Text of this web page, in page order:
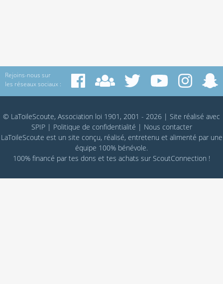
Rejoins-nous sur
les réseaux sociaux :
© LaToileScoute, Association loi 1901, 2001 - 2026 | Site réalisé avec
SPIP| Politique de confidentialité | Nous contacter
LaToileScoute est un site conçu, réalisé, entretenu et alimenté par une
équipe 100% bénévole.
100% financé par tes dons et tes achats sur ScoutConnection !